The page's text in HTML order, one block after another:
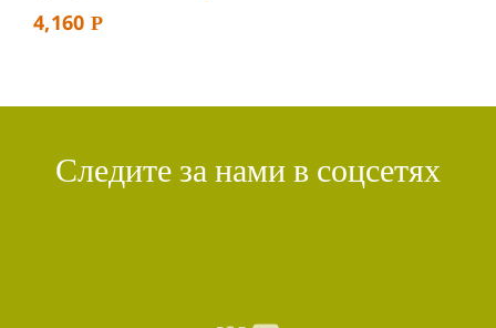
4,160 Р
Следите за нами в соцсетях